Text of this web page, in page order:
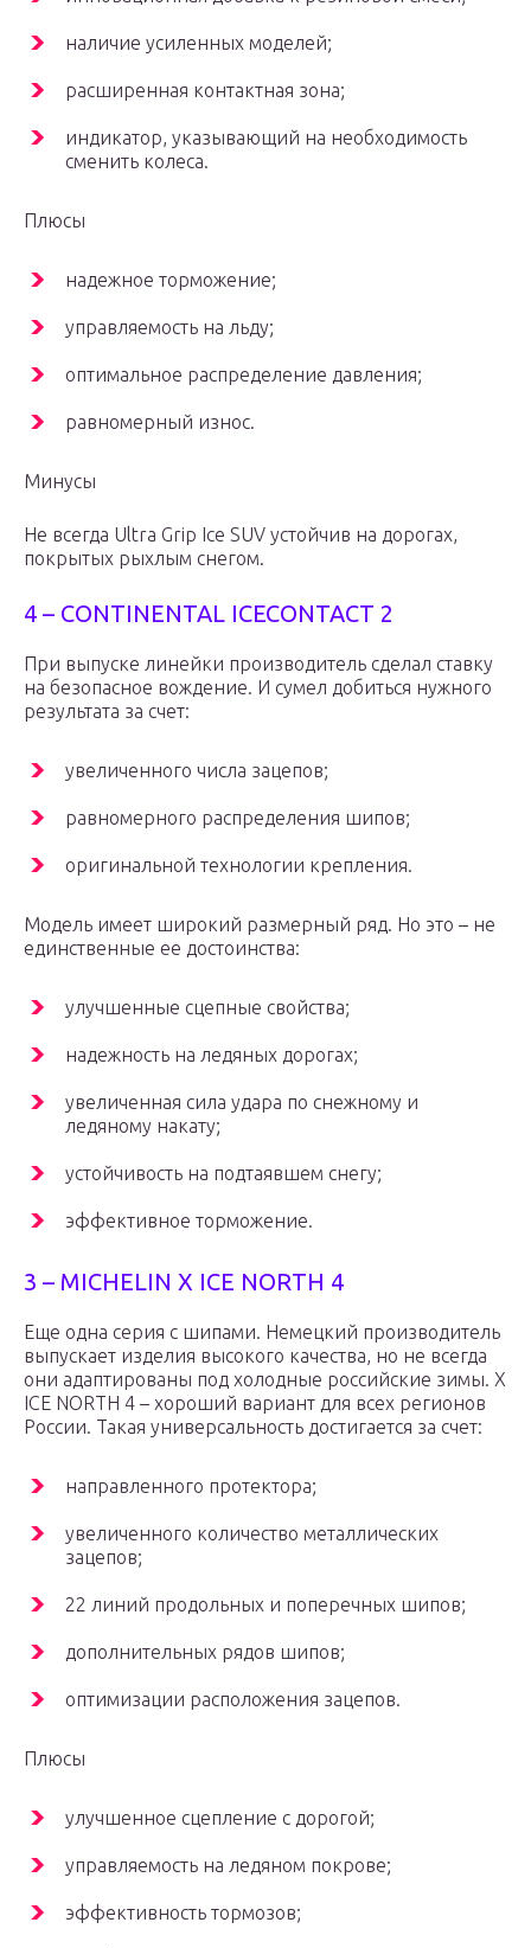
наличие усиленных моделей;
расширенная контактная зона;
индикатор, указывающий на необходимость
сменить колеса.
Плюсы
надежное торможение;
управляемость на льду;
оптимальное распределение давления;
равномерный износ.
Минусы
Не всегда Ultra Grip Ice SUV устойчив на дорогах,
покрытых рыхлым снегом.
4 – CONTINENTAL ICECONTACT 2
При выпуске линейки производитель сделал ставку
на безопасное вождение. И сумел добиться нужного
результата за счет:
увеличенного числа зацепов;
равномерного распределения шипов;
оригинальной технологии крепления.
Модель имеет широкий размерный ряд. Но это – не
единственные ее достоинства:
улучшенные сцепные свойства;
надежность на ледяных дорогах;
увеличенная сила удара по снежному и
ледяному накату;
устойчивость на подтаявшем снегу;
эффективное торможение.
3 – MICHELIN X ICE NORTH 4
Еще одна серия с шипами. Немецкий производитель
выпускает изделия высокого качества, но не всегда
они адаптированы под холодные российские зимы. X
ICE NORTH 4 – хороший вариант для всех регионов
России. Такая универсальность достигается за счет:
направленного протектора;
увеличенного количество металлических
зацепов;
22 линий продольных и поперечных шипов;
дополнительных рядов шипов;
оптимизации расположения зацепов.
Плюсы
улучшенное сцепление с дорогой;
управляемость на ледяном покрове;
эффективность тормозов;